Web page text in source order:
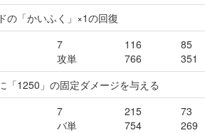
の「かいふく」×1の回復
7
攻単
116
766
85
351
「1250」の固定ダメージを与える
7
バ単
215
754
73
269